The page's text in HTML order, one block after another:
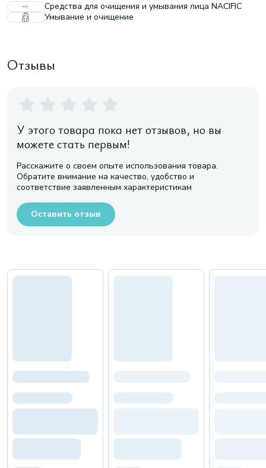
Средства для очищения и умывания лица NACIFIC
Умывание и очищение
Отзывы
У этого товара пока нет отзывов, но вы
можете стать первым!
Расскажите о своем опыте использования товара.
Обратите внимание на качество, удобство и
соответствие заявленным характеристикам
Оставить отзыв